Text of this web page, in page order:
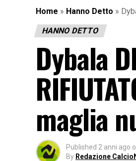
Home » Hanno Detto »
HANNO DETTO
Dybala
maglia
Published 2 anni ago
By Redazione